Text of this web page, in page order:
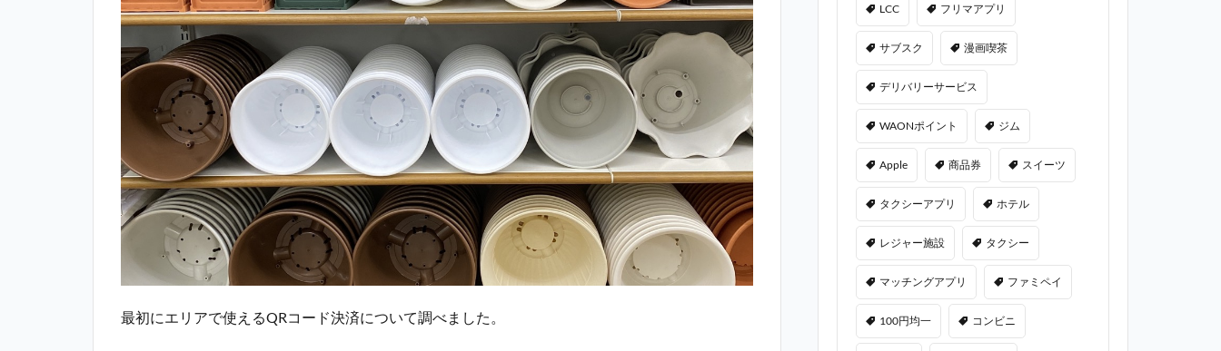
最初にエリアで使えるQRコード決済について調べました。
LCC フリマアプリ
サブスク 漫画喫茶
デリバリーサービス
WAONポイント ジム
Apple 商品券 スイーツ
タクシーアプリ ホテル
レジャー施設 タクシー
マッチングアプリ ファミペイ
100円均一 コンビニ